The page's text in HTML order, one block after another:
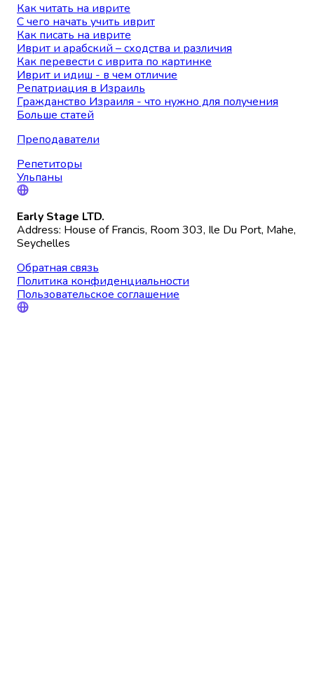
Как читать на иврите
С чего начать учить иврит
Как писать на иврите
Иврит и арабский – сходства и различия
Как перевести с иврита по картинке
Иврит и идиш - в чем отличие
Репатриация в Израиль
Гражданство Израиля - что нужно для получения
Больше статей
Преподаватели
Репетиторы
Ульпаны
Early Stage LTD.
Address: House of Francis, Room 303, Ile Du Port, Mahe,
Seychelles
Обратная связь
Политика конфиденциальности
Пользовательское соглашение